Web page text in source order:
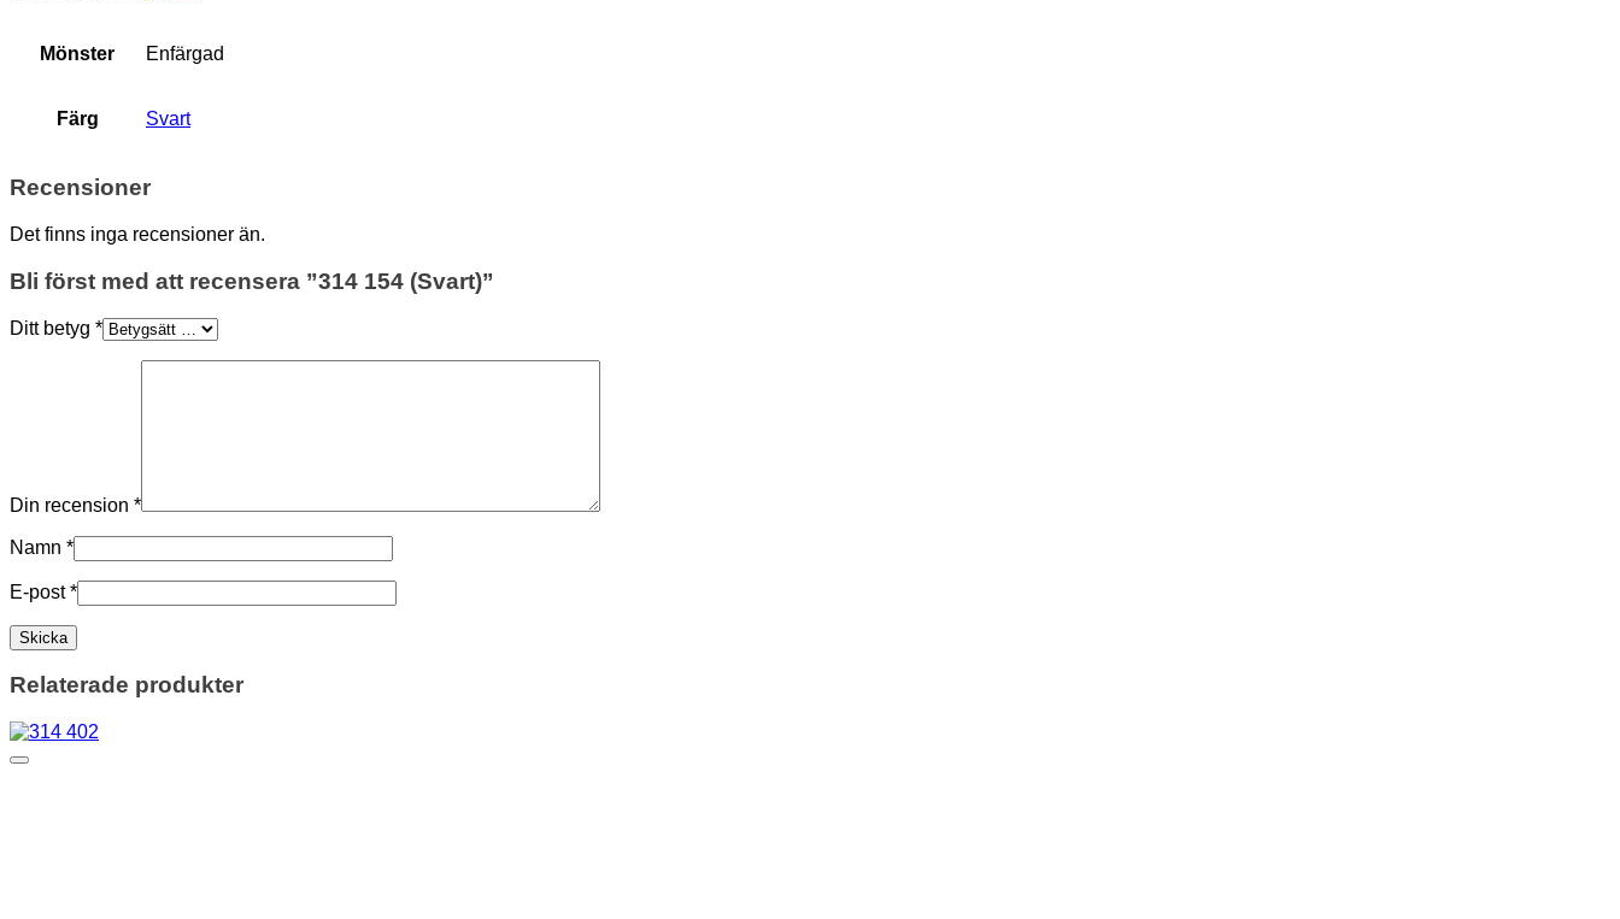
Mönster Enfärgad
Färg Svart
Recensioner
Det finns inga recensioner än.
Bli först med att recensera ”314 154 (Svart)”
Ditt betyg *
Din recension *
Namn *
E-post*
Relaterade produkter